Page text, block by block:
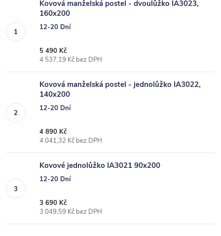
Kovová manželská postel - dvoulůžko IA3023,
160x200
12-20 Dní
5 490 Kč
4 537,19 Kč bez DPH
Kovová manželská postel - jednolůžko IA3022,
140x200
12-20 Dní
4 890 Kč
4 041,32 Kč bez DPH
Kovové jednolůžko IA3021 90x200
12-20 Dní
3 690 Kč
3 049,59 Kč bez DPH